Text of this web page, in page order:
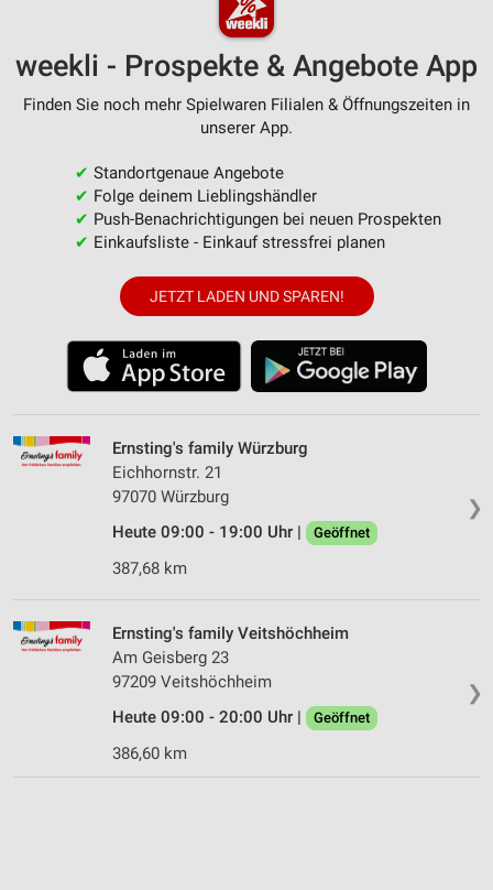
weekli - Prospekte & Angebote App
Finden Sie noch mehr Spielwaren Filialen & Öffnungszeiten in
unserer App.
✔ Standortgenaue Angebote
✔ Folge deinem Lieblingshändler
✔ Push-Benachrichtigungen bei neuen Prospekten
✔ Einkaufsliste - Einkauf stressfrei planen
JETZT LADEN UND SPAREN!
❯
Ernsting's family Würzburg
Eichhornstr. 21
97070 Würzburg
Heute 09:00 - 19:00 Uhr |
Geöffnet
387,68 km
❯
Ernsting's family Veitshöchheim
Am Geisberg 23
97209 Veitshöchheim
Heute 09:00 - 20:00 Uhr |
Geöffnet
386,60 km